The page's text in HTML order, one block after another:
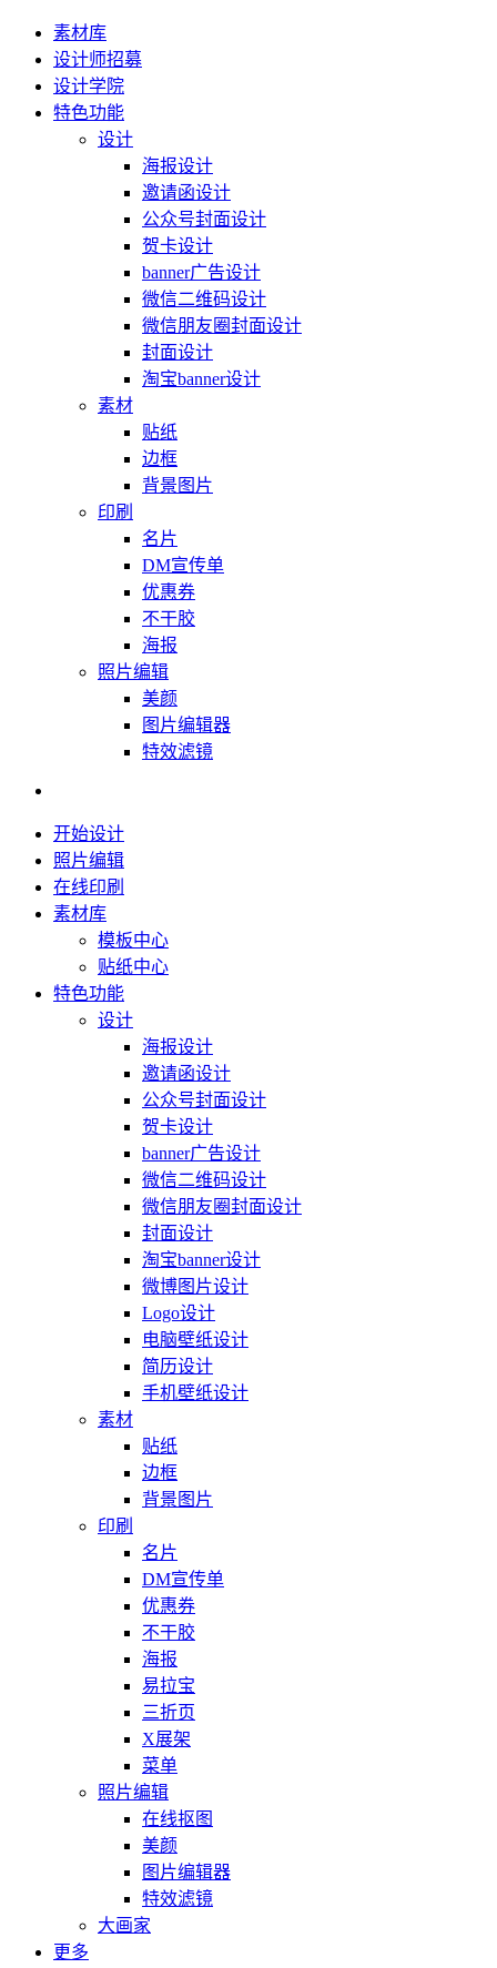
素材库
设计师招募
设计学院
特色功能
设计
海报设计
邀请函设计
公众号封面设计
贺卡设计
banner广告设计
微信二维码设计
微信朋友圈封面设计
封面设计
淘宝banner设计
素材
贴纸
边框
背景图片
印刷
名片
DM宣传单
优惠券
不干胶
海报
照片编辑
美颜
图片编辑器
特效滤镜
开始设计
照片编辑
在线印刷
素材库
模板中心
贴纸中心
特色功能
设计
海报设计
邀请函设计
公众号封面设计
贺卡设计
banner广告设计
微信二维码设计
微信朋友圈封面设计
封面设计
淘宝banner设计
微博图片设计
Logo设计
电脑壁纸设计
简历设计
手机壁纸设计
素材
贴纸
边框
背景图片
印刷
名片
DM宣传单
优惠券
不干胶
海报
易拉宝
三折页
X展架
菜单
照片编辑
在线抠图
美颜
图片编辑器
特效滤镜
大画家
更多